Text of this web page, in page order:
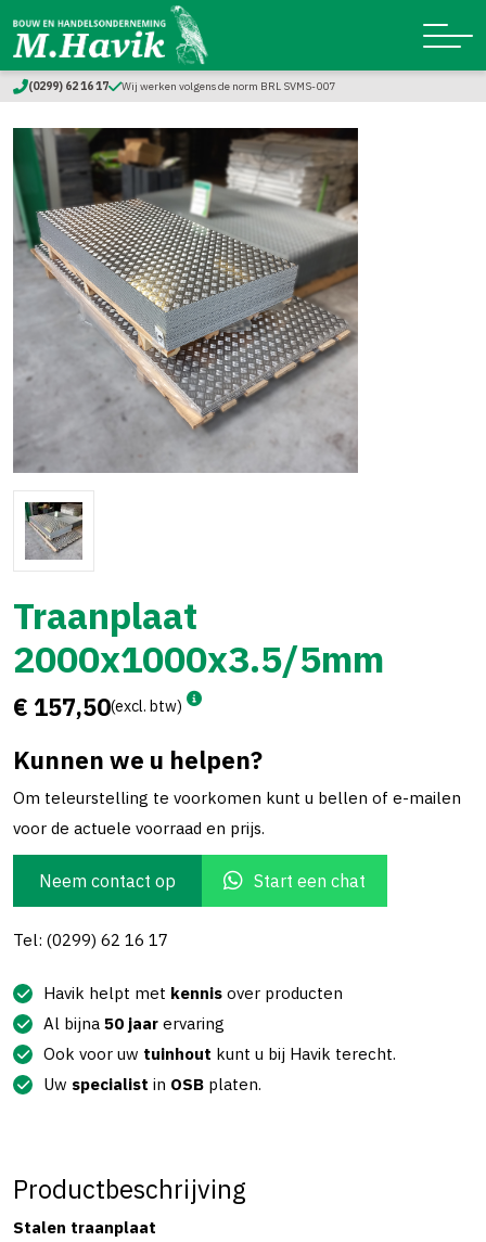
(0299) 62 16 17 Wij werken volgens de norm BRL SVMS-007
Traanplaat
2000x1000x3.5/5mm
€ 157,50(excl. btw)
Kunnen we u helpen?
Om teleurstelling te voorkomen kunt u bellen of e-mailen
voor de actuele voorraad en prijs.
Neem contact op Start een chat
Tel: (0299) 62 16 17
Havik helpt met kennis over producten
Al bijna 50 jaar ervaring
Ook voor uw tuinhout kunt u bij Havik terecht.
Uw specialist in OSB platen.
Productbeschrijving
Stalen traanplaat